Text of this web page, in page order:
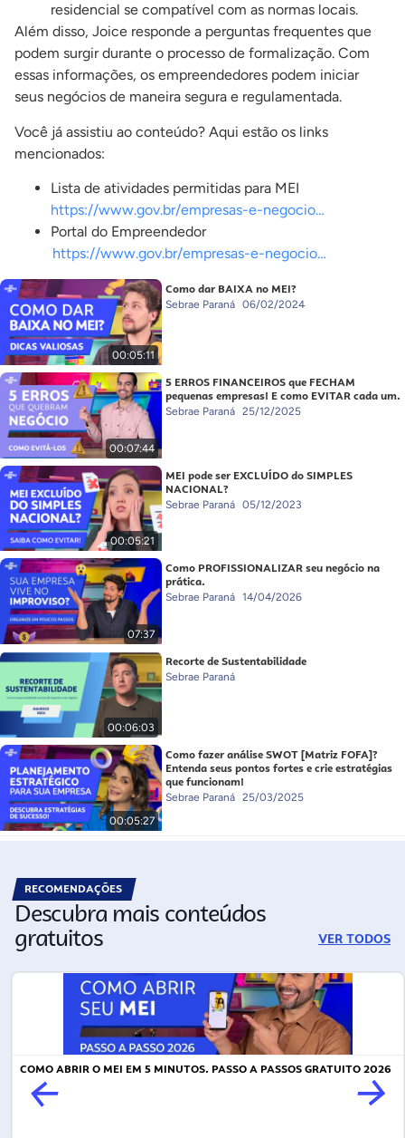
residencial se compatível com as normas locais.
Além disso, Joice responde a perguntas frequentes que
podem surgir durante o processo de formalização. Com
essas informações, os empreendedores podem iniciar
seus negócios de maneira segura e regulamentada.
Você já assistiu ao conteúdo? Aqui estão os links
mencionados:
Lista de atividades permitidas para MEI
https://www.gov.br/empresas-e-negocio…
Portal do Empreendedor
https://www.gov.br/empresas-e-negocio…
00:05:11
Como dar BAIXA no MEI?
Sebrae Paraná 06/02/2024
00:07:44
5 ERROS FINANCEIROS que FECHAM
pequenas empresas! E como EVITAR cada um.
Sebrae Paraná 25/12/2025
00:05:21
MEI pode ser EXCLUÍDO do SIMPLES
NACIONAL?
Sebrae Paraná 05/12/2023
07:37
Como PROFISSIONALIZAR seu negócio na
prática.
Sebrae Paraná 14/04/2026
00:06:03
Recorte de Sustentabilidade
Sebrae Paraná
00:05:27
Como fazer análise SWOT [Matriz FOFA]?
Entenda seus pontos fortes e crie estratégias
que funcionam!
Sebrae Paraná 25/03/2025
RECOMENDAÇÕES
Descubra mais conteúdos
gratuitos VER TODOS
COMO ABRIR O MEI EM 5 MINUTOS. PASSO A PASSOS GRATUITO 2026